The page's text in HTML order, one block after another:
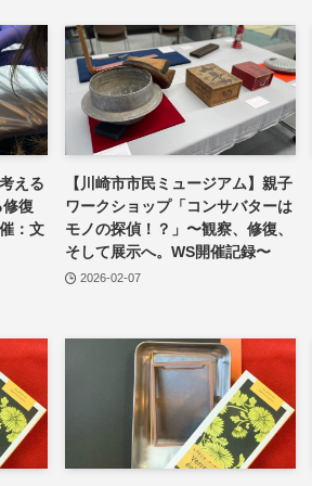
える
復
：文
【川崎市市民ミュージアム】親子
ワークショップ「コンサバターは
モノの探偵！？」〜観察、修復、
そして展示へ。WS開催記録〜
2026-02-07